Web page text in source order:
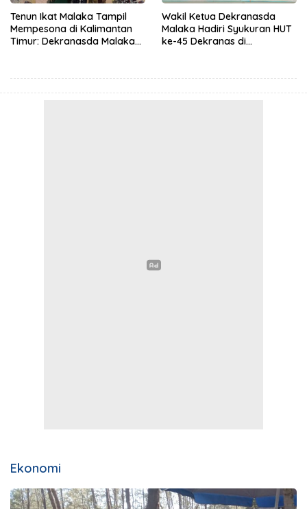
Tenun Ikat Malaka Tampil
Mempesona di Kalimantan
Timur: Dekranasda Malaka
Wakil Ketua Dekranasda
Malaka Hadiri Syukuran HUT
ke-45 Dekranas di
Ekonomi